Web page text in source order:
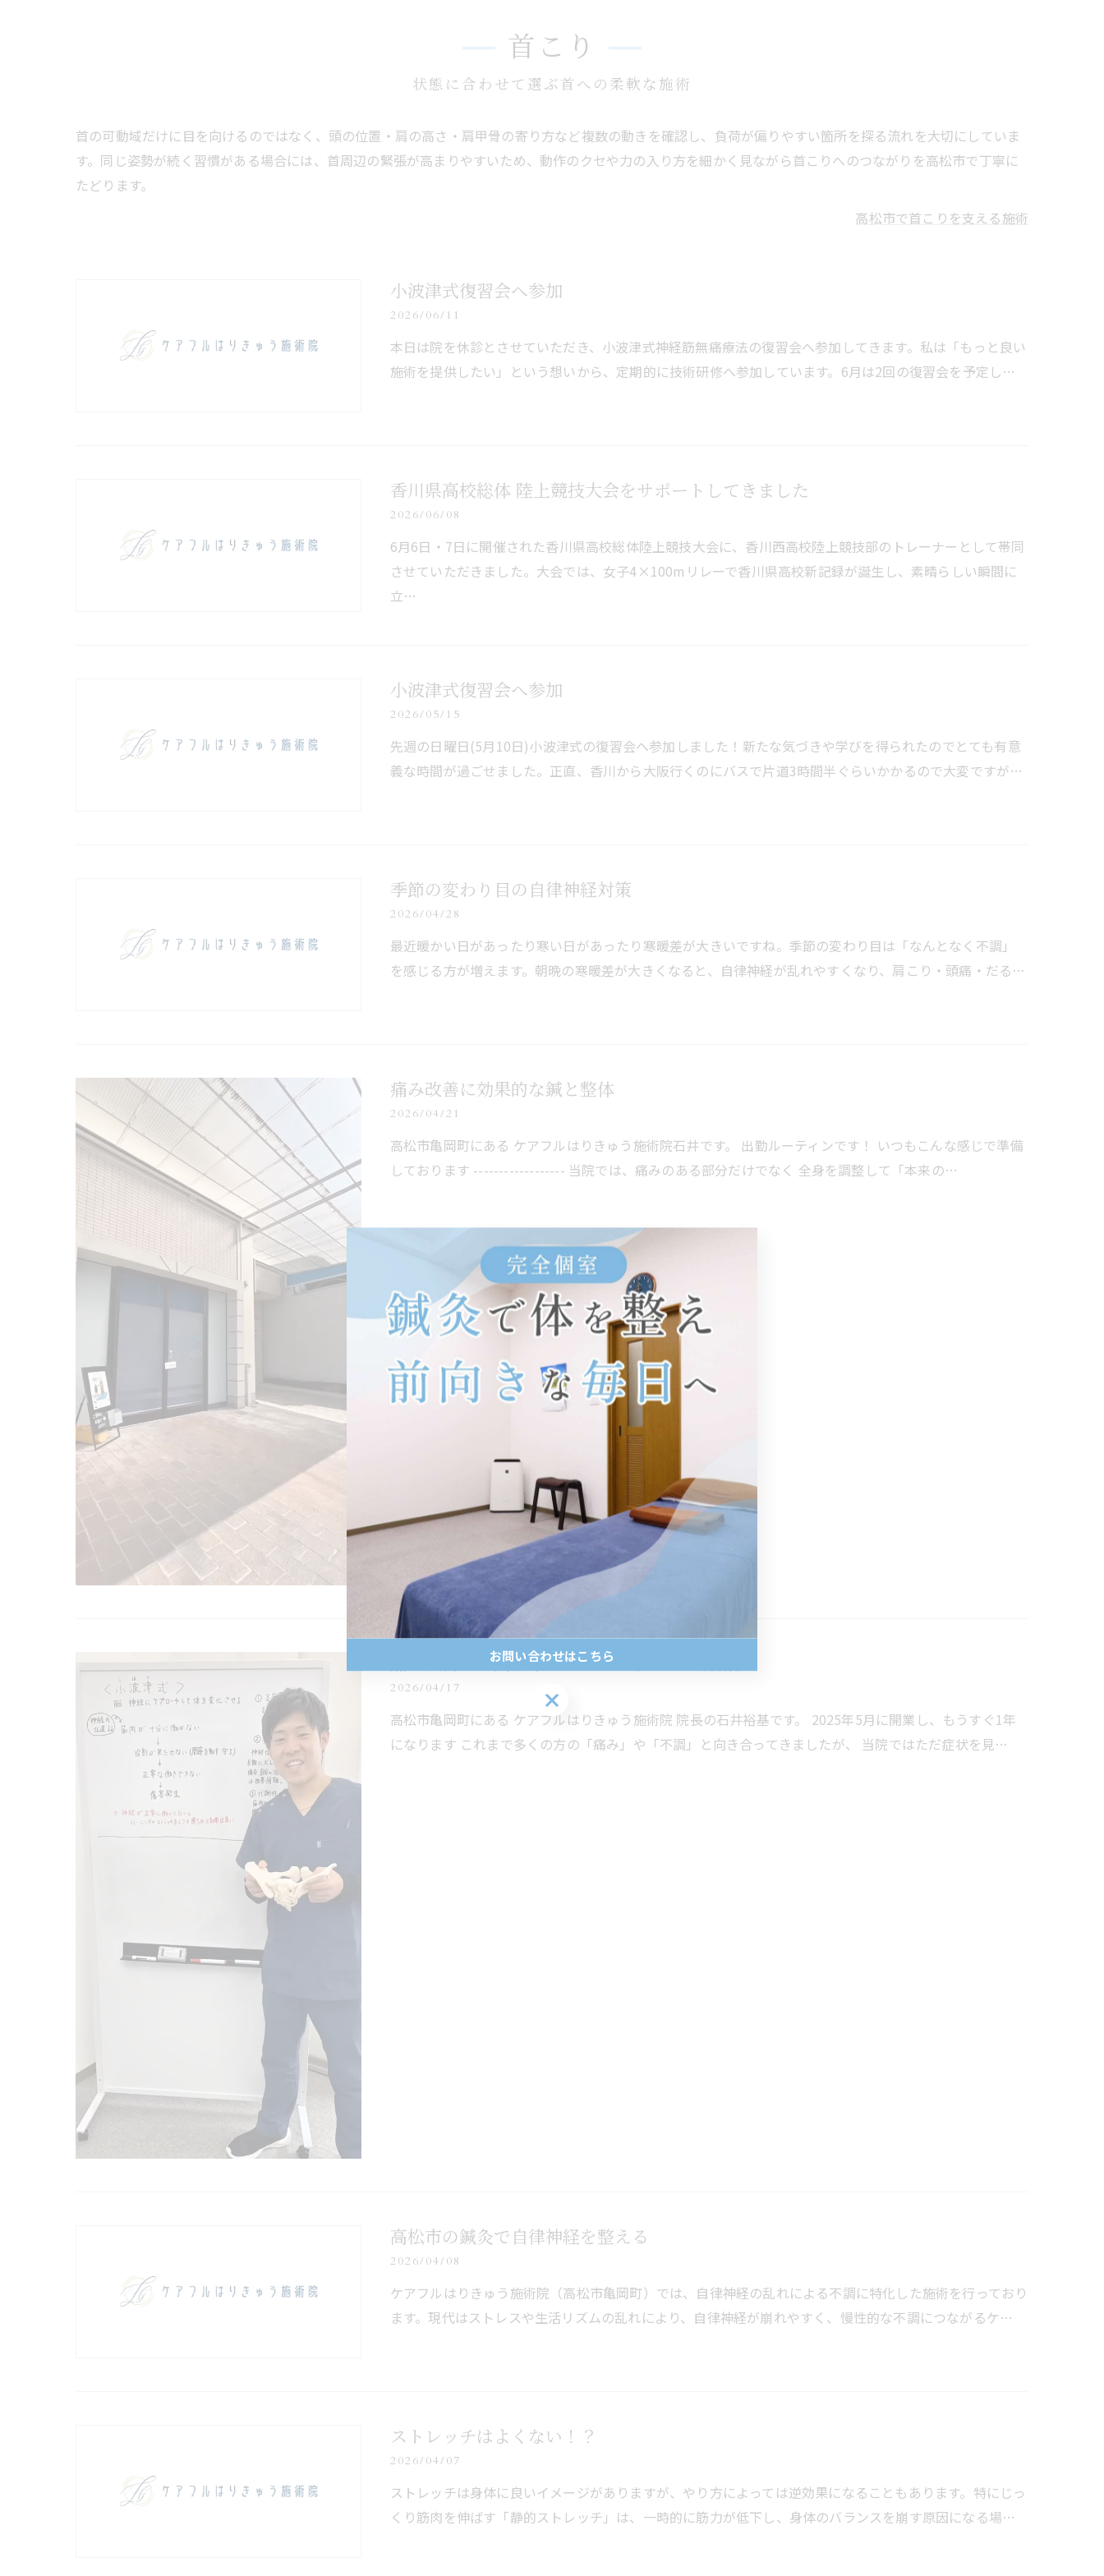
首こり
状態に合わせて選ぶ首への柔軟な施術
首の可動域だけに目を向けるのではなく、頭の位置・肩の高さ・肩甲骨の寄り方など複数の動きを確認し、負荷が偏りやすい箇所を探る流れを大切にしていま
す。同じ姿勢が続く習慣がある場合には、首周辺の緊張が高まりやすいため、動作のクセや力の入り方を細かく見ながら首こりへのつながりを高松市で丁寧に
たどります。
高松市で首こりを支える施術
小波津式復習会へ参加
2026/06/11
本日は院を休診とさせていただき、小波津式神経筋無痛療法の復習会へ参加してきます。私は「もっと良い
施術を提供したい」という想いから、定期的に技術研修へ参加しています。6月は2回の復習会を予定し…
香川県高校総体 陸上競技大会をサポートしてきました
2026/06/08
6月6日・7日に開催された香川県高校総体陸上競技大会に、香川西高校陸上競技部のトレーナーとして帯同
させていただきました。大会では、女子4×100mリレーで香川県高校新記録が誕生し、素晴らしい瞬間に
立…
小波津式復習会へ参加
2026/05/15
先週の日曜日(5月10日)小波津式の復習会へ参加しました！新たな気づきや学びを得られたのでとても有意
義な時間が過ごせました。正直、香川から大阪行くのにバスで片道3時間半ぐらいかかるので大変ですが…
季節の変わり目の自律神経対策
2026/04/28
最近暖かい日があったり寒い日があったり寒暖差が大きいですね。季節の変わり目は「なんとなく不調」
を感じる方が増えます。朝晩の寒暖差が大きくなると、自律神経が乱れやすくなり、肩こり・頭痛・だる…
痛み改善に効果的な鍼と整体
2026/04/21
高松市亀岡町にある ケアフルはりきゅう施術院石井です。 出勤ルーティンです！ いつもこんな感じで準備
しております ------------------ 当院では、痛みのある部分だけでなく 全身を調整して「本来の…
痛み改善なら高松市ケアフルはりきゅう施術院
2026/04/17
高松市亀岡町にある ケアフルはりきゅう施術院 院長の石井裕基です。 2025年5月に開業し、もうすぐ1年
になります これまで多くの方の「痛み」や「不調」と向き合ってきましたが、 当院ではただ症状を見…
高松市の鍼灸で自律神経を整える
2026/04/08
ケアフルはりきゅう施術院（高松市亀岡町）では、自律神経の乱れによる不調に特化した施術を行っており
ます。現代はストレスや生活リズムの乱れにより、自律神経が崩れやすく、慢性的な不調につながるケ…
ストレッチはよくない！？
2026/04/07
ストレッチは身体に良いイメージがありますが、やり方によっては逆効果になることもあります。特にじっ
くり筋肉を伸ばす「静的ストレッチ」は、一時的に筋力が低下し、身体のバランスを崩す原因になる場…
お問い合わせはこちら
お問い合わせはこちら